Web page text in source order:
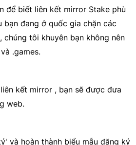
để biết liên kết mirror Stake phù
bạn đang ở quốc gia chặn các
chúng tôi khuyên bạn không nên
.games.
kết mirror , bạn sẽ được đưa
web.
và hoàn thành biểu mẫu đăng ký